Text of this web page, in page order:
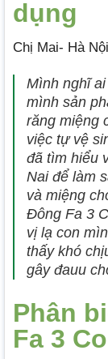
dụng
Chị Mai- Hà Nội
Mình nghĩ
mình sản
răng miệng
việc tự vệ
đã tìm hiểu
Nai để làm
và miệng
Đông Fa 3
vị lạ con
thấy khó
gây đauu
Phân
Fa 3